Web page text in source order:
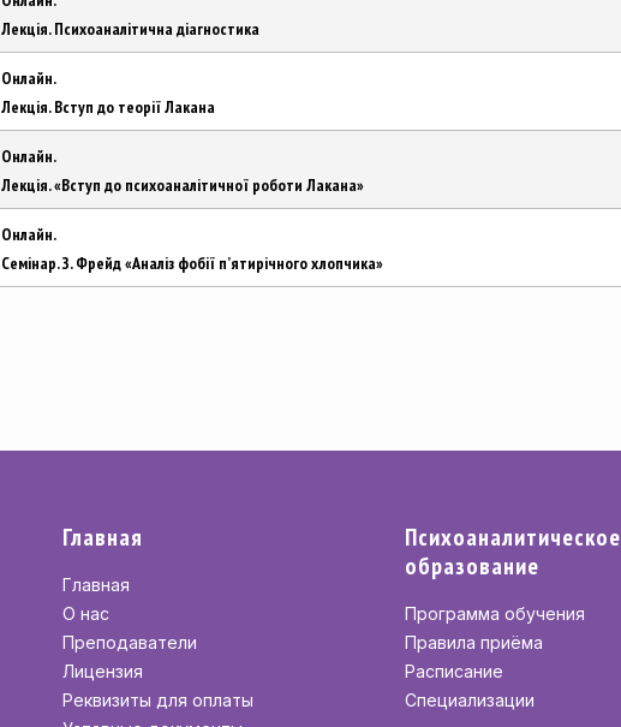
Лекція. Психоаналітична діагностика
Онлайн.
Лекція. Вступ до теорії Лакана
Онлайн.
Лекція. «Вступ до психоаналітичної роботи Лакана»
Онлайн.
Семінар. З. Фрейд «Аналіз фобії п’ятирічного хлопчика»
Главная
Главная
О нас
Преподаватели
Лицензия
Реквизиты для оплаты
Психоаналитическое
образование
Программа обучения
Правила приёма
Расписание
Специализации